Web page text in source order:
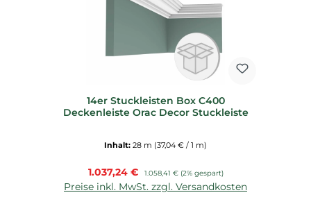
14er Stuckleisten Box C400
Deckenleiste Orac Decor Stuckleiste
Inhalt: 28 m (37,04 € / 1 m)
Verkaufspreis:
1.037,24 € Regulärer Preis:
1.058,41 € (2% gespart)
Preise inkl. MwSt. zzgl. Versandkosten